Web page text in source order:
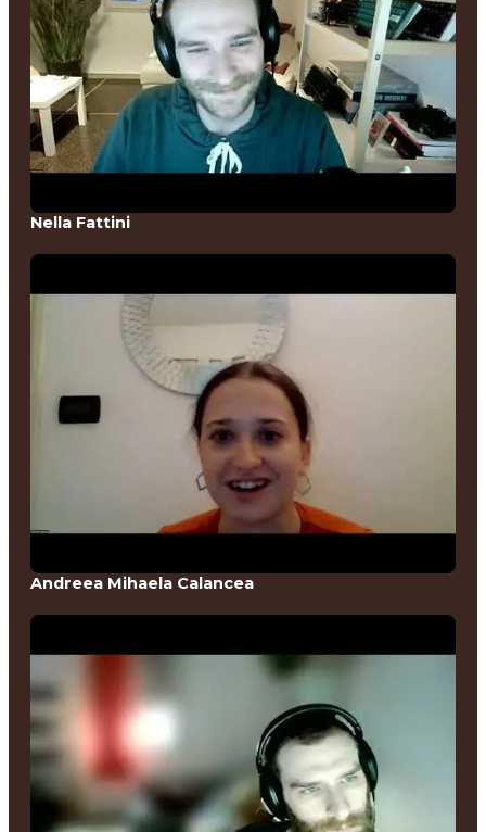
Nella Fattini
Andreea Mihaela Calancea